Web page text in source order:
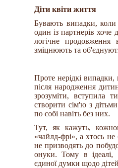
Діти квіти життя
Бувають випадки,
один із партнерів хоче
логічне продовження
зміцнюють та
Проте нерідкі випадки,
після народження
зрозуміти,
створити сім'ю з
по собі навіть без них.
Тут, як кажуть,
«чайлд-фрі», а хтось
не призводять до
онуки. Тому в ідеалі,
єдиної думки щодо